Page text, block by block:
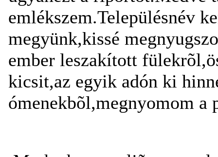
emlékszem.Településnév
megyünk,kissé
ember leszakított
kicsit,az egyik adón ki
ómenekbõl,megnyomom